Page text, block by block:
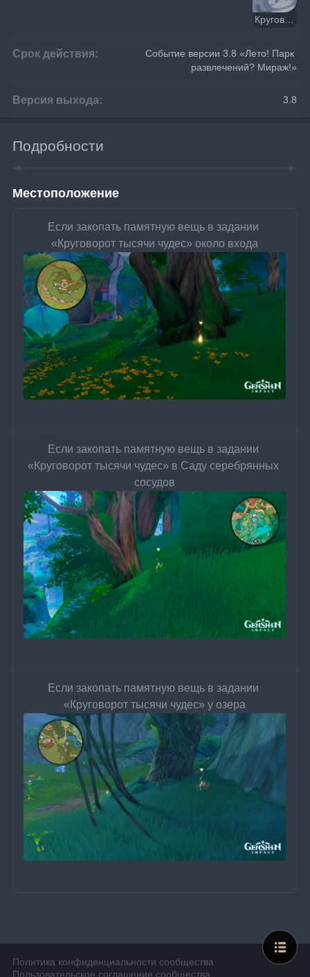
Круговорот тысячи чудес
Срок действия:
Событие версии 3.8 «Лето! Парк
развлечений? Мираж!»
Версия выхода: 3.8
Подробности
Местоположение
Если закопать памятную вещь в задании
«Круговорот тысячи чудес» около входа
Если закопать памятную вещь в задании
«Круговорот тысячи чудес» в Саду серебрянных
сосудов
Если закопать памятную вещь в задании
«Круговорот тысячи чудес» у озера
Политика конфиденциальности сообщества
Пользовательское соглашение сообщества